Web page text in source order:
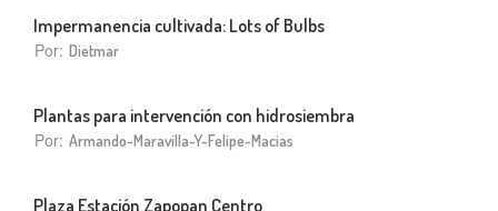
Impermanencia cultivada: Lots of Bulbs
Por: Dietmar
Plantas para intervención con hidrosiembra
Por: Armando-Maravilla-Y-Felipe-Macias
Plaza Estación Zapopan Centro